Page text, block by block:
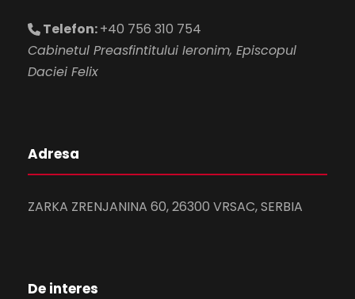
Telefon:+40 756 310 754
Cabinetul Preasfintitului Ieronim, Episcopul
Daciei Felix
Adresa
ZARKA ZRENJANINA 60, 26300 VRSAC, SERBIA
De interes